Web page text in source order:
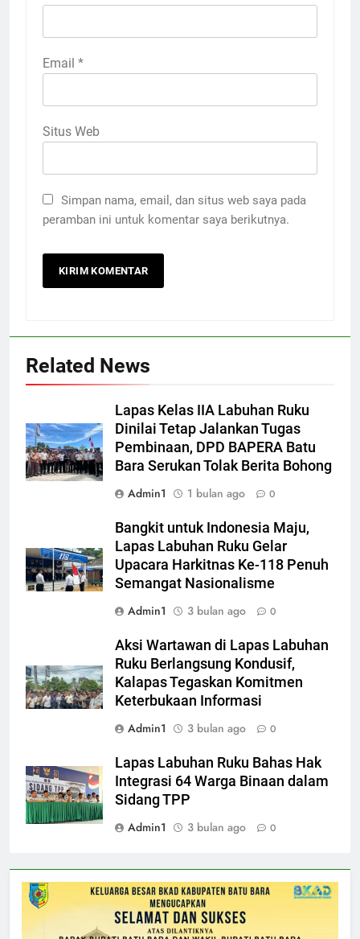
Email *
Situs Web
Simpan nama, email, dan situs web saya pada
peramban ini untuk komentar saya berikutnya.
Related News
Lapas Kelas IIA Labuhan Ruku
Dinilai Tetap Jalankan Tugas
Pembinaan, DPD BAPERA Batu
Bara Serukan Tolak Berita Bohong
Admin1
1 bulan ago 0
Bangkit untuk Indonesia Maju,
Lapas Labuhan Ruku Gelar
Upacara Harkitnas Ke-118 Penuh
Semangat Nasionalisme
Admin1
3 bulan ago 0
Aksi Wartawan di Lapas Labuhan
Ruku Berlangsung Kondusif,
Kalapas Tegaskan Komitmen
Keterbukaan Informasi
Admin1
3 bulan ago 0
Lapas Labuhan Ruku Bahas Hak
Integrasi 64 Warga Binaan dalam
Sidang TPP
Admin1
3 bulan ago 0